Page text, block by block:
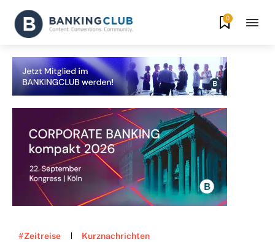
0
#Zeitreise Kurznachrichten